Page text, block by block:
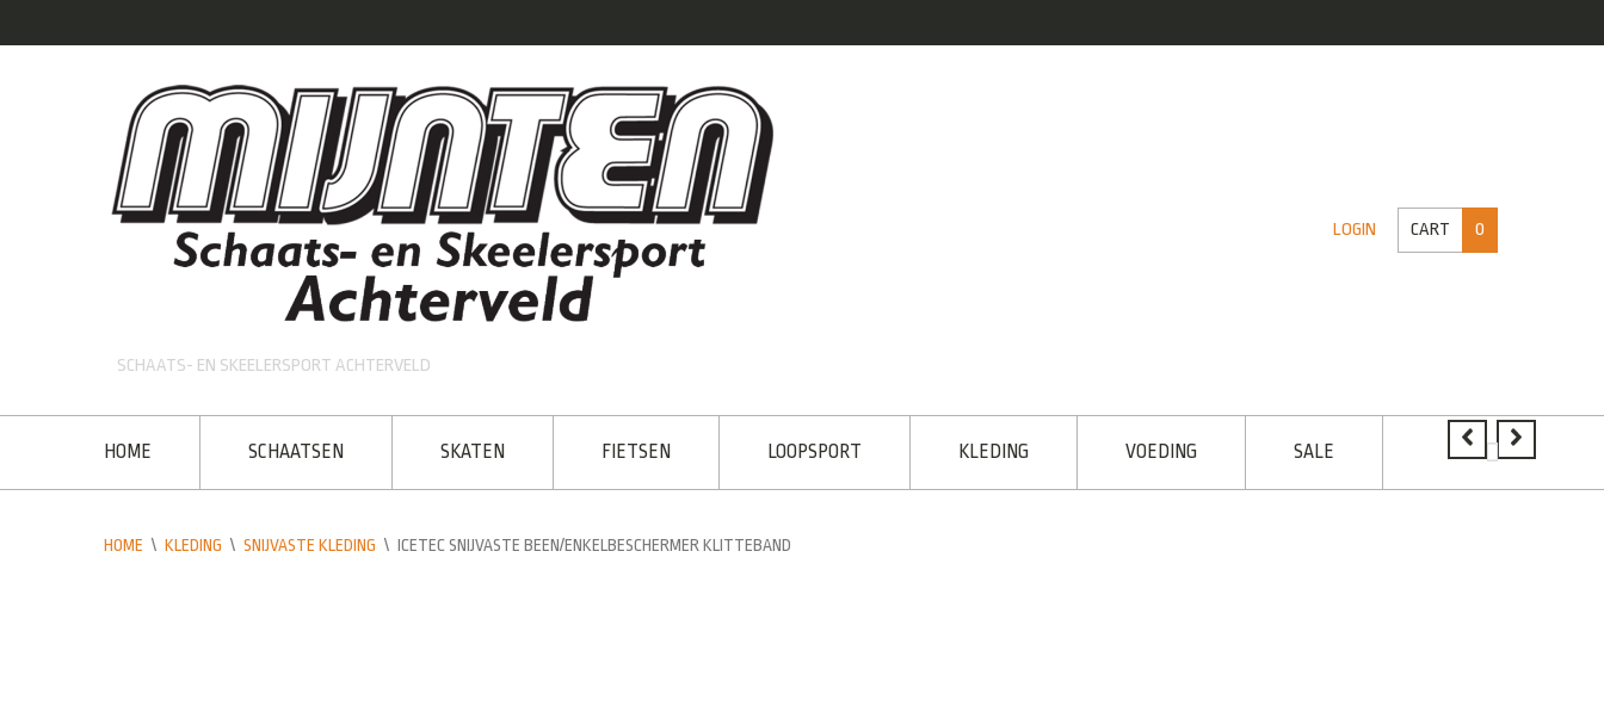
SCHAATS- EN SKEELERSPORT ACHTERVELD
LOGIN CART 0
HOME SCHAATSEN SKATEN FIETSEN LOOPSPORT KLEDING VOEDING SALE
HOME \ KLEDING \ SNIJVASTE KLEDING \ ICETEC SNIJVASTE BEEN/ENKELBESCHERMER KLITTEBAND